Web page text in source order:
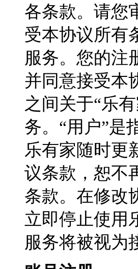
各条款。请您
受本协议所有
服务。您的注
并同意接受本
之间关于“乐
务。“用户”是
乐有家随时更
议条款，恕不
条款。在修改
立即停止使用
服务将被视为